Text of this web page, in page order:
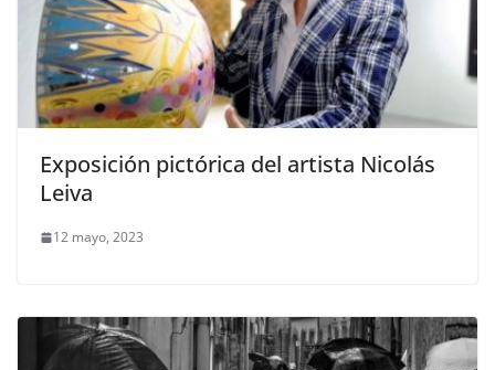
Exposición pictórica del artista Nicolás
Leiva
12 mayo, 2023